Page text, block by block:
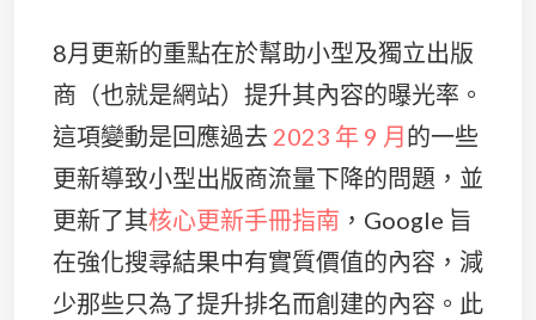
8月更新的重點在於幫助小型及獨立出版
商（也就是網站）提升其內容的曝光率。
這項變動是回應過去 2023 年 9 月的一些
更新導致小型出版商流量下降的問題，並
更新了其核心更新手冊指南 ，Google 旨
在強化搜尋結果中有實質價值的內容，減
少那些只為了提升排名而創建的內容。此